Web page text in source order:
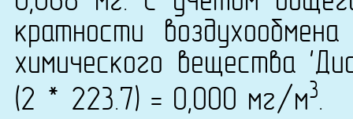
кратности
химического вещества
(2 * 223.7) = 0,000 мг/м3.